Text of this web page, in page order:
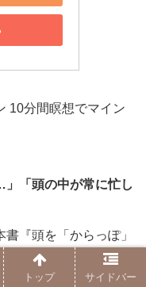
10分間瞑想でマイン
」「頭の中が常に忙し
『頭を「からっぽ」
トップ サイドバー